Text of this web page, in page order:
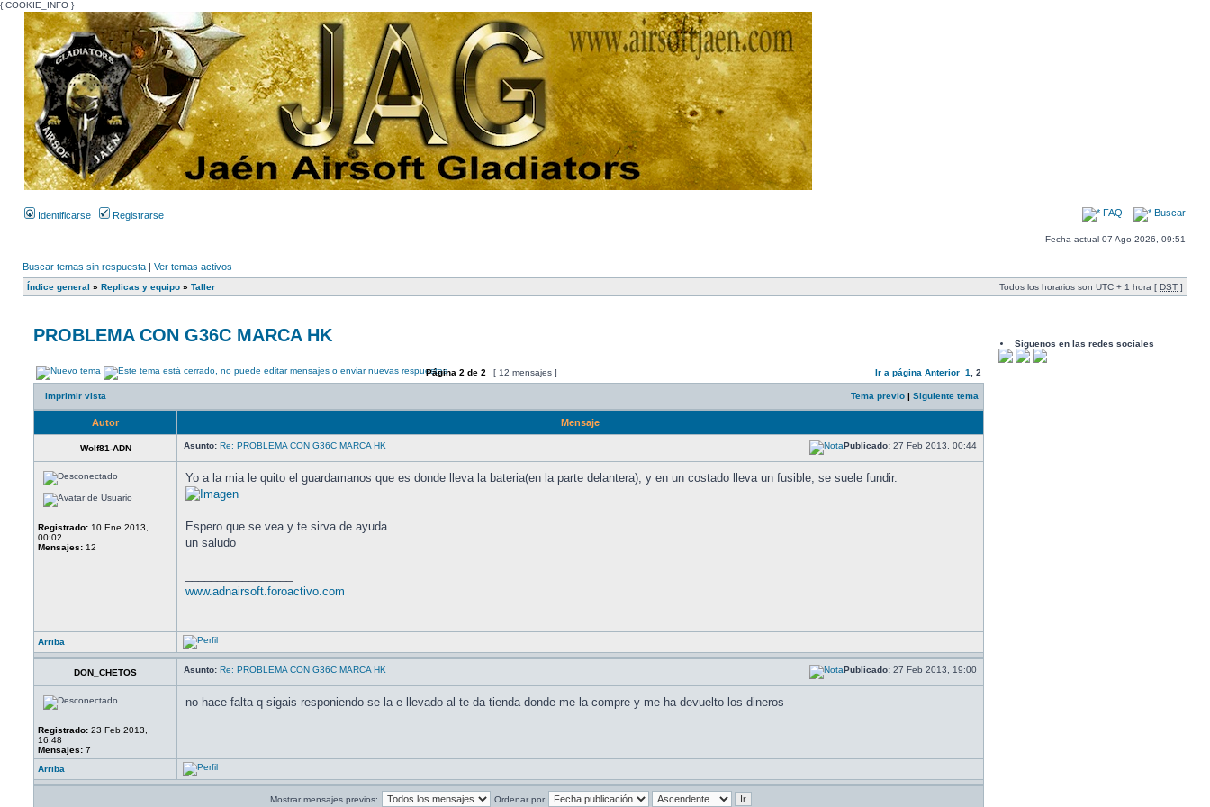
{ COOKIE_INFO }
Identificarse Registrarse FAQ Buscar
Fecha actual 07 Ago 2026, 09:51
Buscar temas sin respuesta | Ver temas activos
Índice general » Replicas y equipo » Taller Todos los horarios son UTC + 1 hora [ DST ]
PROBLEMA CON G36C MARCA HK
Página 2 de 2 [ 12 mensajes ] Ir a página Anterior 1 2
Imprimir vista Tema previo | Siguiente tema
Autor Mensaje
Wolf81-ADN Asunto: Re: PROBLEMA CON G36C MARCA HK Publicado: 27 Feb 2013, 00:44
Registrado: 10 Ene 2013,
00:02
Mensajes: 12
Yo a la mia le quito el guardamanos que es donde lleva la bateria(en la parte delantera), y en un costado lleva un fusible, se suele fundir.
Espero que se vea y te sirva de ayuda
un saludo
www.adnairsoft.foroactivo.com
Arriba
DON_CHETOS Asunto: Re: PROBLEMA CON G36C MARCA HK Publicado: 27 Feb 2013, 19:00
Registrado: 23 Feb 2013,
16:48
Mensajes: 7
no hace falta q sigais responiendo se la e llevado al te da tienda donde me la compre y me ha devuelto los dineros
Arriba
Mostrar mensajes previos: Ordenar por
Síguenos en las redes sociales